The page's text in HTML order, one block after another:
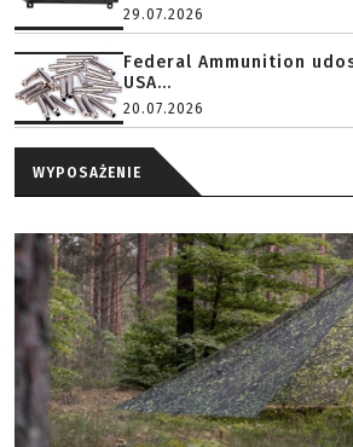
29.07.2026
Federal Ammunition
USA...
20.07.2026
WYPOSAŻENIE